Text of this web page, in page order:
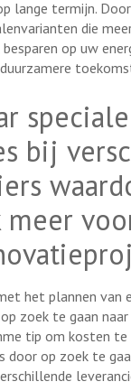
lange termijn.
die
op uw
bij
het plannen van
zoek te gaan
tip om kosten te
door op zoek te